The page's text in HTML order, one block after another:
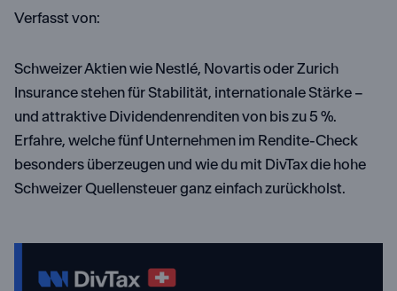
Verfasst von:
Schweizer Aktien wie Nestlé, Novartis oder Zurich
Insurance stehen für Stabilität, internationale Stärke –
und attraktive Dividendenrenditen von bis zu 5 %.
Erfahre, welche fünf Unternehmen im Rendite-Check
besonders überzeugen und wie du mit DivTax die hohe
Schweizer Quellensteuer ganz einfach zurückholst.